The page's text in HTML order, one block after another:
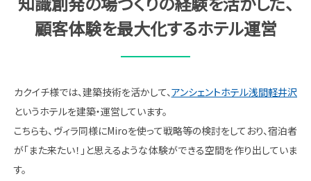
顧客体験を最大化するホテル運営
カクイチ様では、建築技術を活かして、アンシェントホテル浅間軽井沢
というホテルを建築・運営しています。
こちらも、ヴィラ同様にMiroを使って戦略等の検討をしており、宿泊者
が「また来たい！」と思えるような体験ができる空間を作り出していま
す。